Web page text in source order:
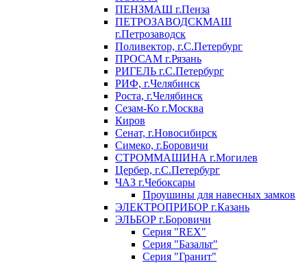
ПЕНЗМАШ г.Пенза
ПЕТРОЗАВОДСКМАШ
г.Петрозаводск
Поливектор, г.С.Петербург
ПРОСАМ г.Рязань
РИГЕЛЬ г.С.Петербург
РИФ, г.Челябинск
Роста, г.Челябинск
Сезам-Ко г.Москва
Киров
Сенат, г.Новосибирск
Симеко, г.Боровичи
СТРОММАШИНА г.Могилев
Цербер, г.С.Петербург
ЧАЗ г.Чебоксары
Проушины для навесных замков
ЭЛЕКТРОПРИБОР г.Казань
ЭЛЬБОР г.Боровичи
Серия "REX"
Серия "Базальт"
Серия "Гранит"